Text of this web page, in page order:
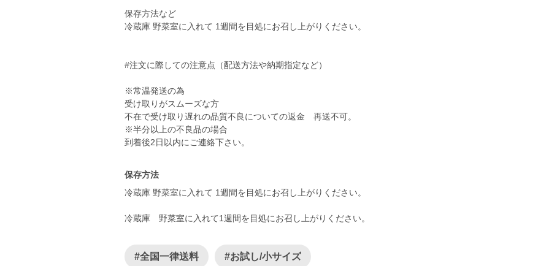
保存方法など
冷蔵庫 野菜室に入れて 1週間を目処にお召し上がりください。
#注文に際しての注意点（配送方法や納期指定など）
※常温発送の為
受け取りがスムーズな方
不在で受け取り遅れの品質不良についての返金 再送不可。
※半分以上の不良品の場合
保存方法
冷蔵庫 野菜室に入れて 1週間を目処にお召し上がりください。
冷蔵庫 野菜室に入れて1週間を目処にお召し上がりください。
#全国一律送料 #お試し/小サイズ